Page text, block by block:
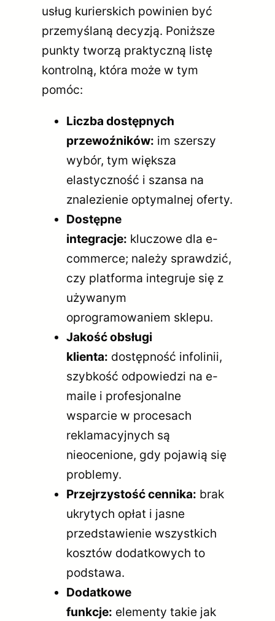
usług kurierskich powinien być
przemyślaną decyzją. Poniższe
punkty tworzą praktyczną listę
kontrolną, która może w tym
pomóc:
Liczba dostępnych
przewoźników: im szerszy
wybór, tym większa
elastyczność i szansa na
znalezienie optymalnej oferty.
Dostępne
integracje: kluczowe dla e-
commerce; należy sprawdzić,
czy platforma integruje się z
używanym
oprogramowaniem sklepu.
Jakość obsługi
klienta: dostępność infolinii,
szybkość odpowiedzi na e-
maile i profesjonalne
wsparcie w procesach
reklamacyjnych są
nieocenione, gdy pojawią się
problemy.
Przejrzystość cennika: brak
ukrytych opłat i jasne
przedstawienie wszystkich
kosztów dodatkowych to
podstawa.
Dodatkowe
funkcje: elementy takie jak